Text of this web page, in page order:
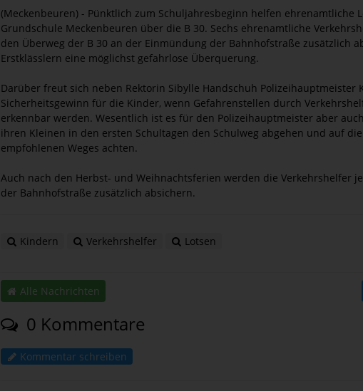
(Meckenbeuren) - Pünktlich zum Schuljahresbeginn helfen ehrenamtliche
Grundschule Meckenbeuren über die B 30. Sechs ehrenamtliche
den Überweg der B 30 an der Einmündung der Bahnhofstraße zusätzlich
Erstklässlern eine möglichst gefahrlose Überquerung.
Darüber freut sich neben Rektorin Sibylle Handschuh Polizeihauptmeister
Sicherheitsgewinn für die Kinder, wenn Gefahrenstellen durch
erkennbar werden. Wesentlich ist es für den Polizeihauptmeister aber
ihren Kleinen in den ersten Schultagen den Schulweg abgehen und auf
empfohlenen Weges achten.
Auch nach den Herbst- und Weihnachtsferien werden die Verkehrshelfer
der Bahnhofstraße zusätzlich absichern.
Kindern Verkehrshelfer Lotsen
Alle Nachrichten
0 Kommentare
Kommentar schreiben